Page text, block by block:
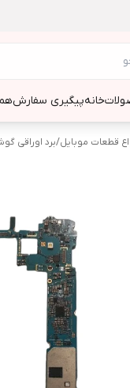
خانهپیگیری سفارش
قطعات موبایل/برد اوراقی